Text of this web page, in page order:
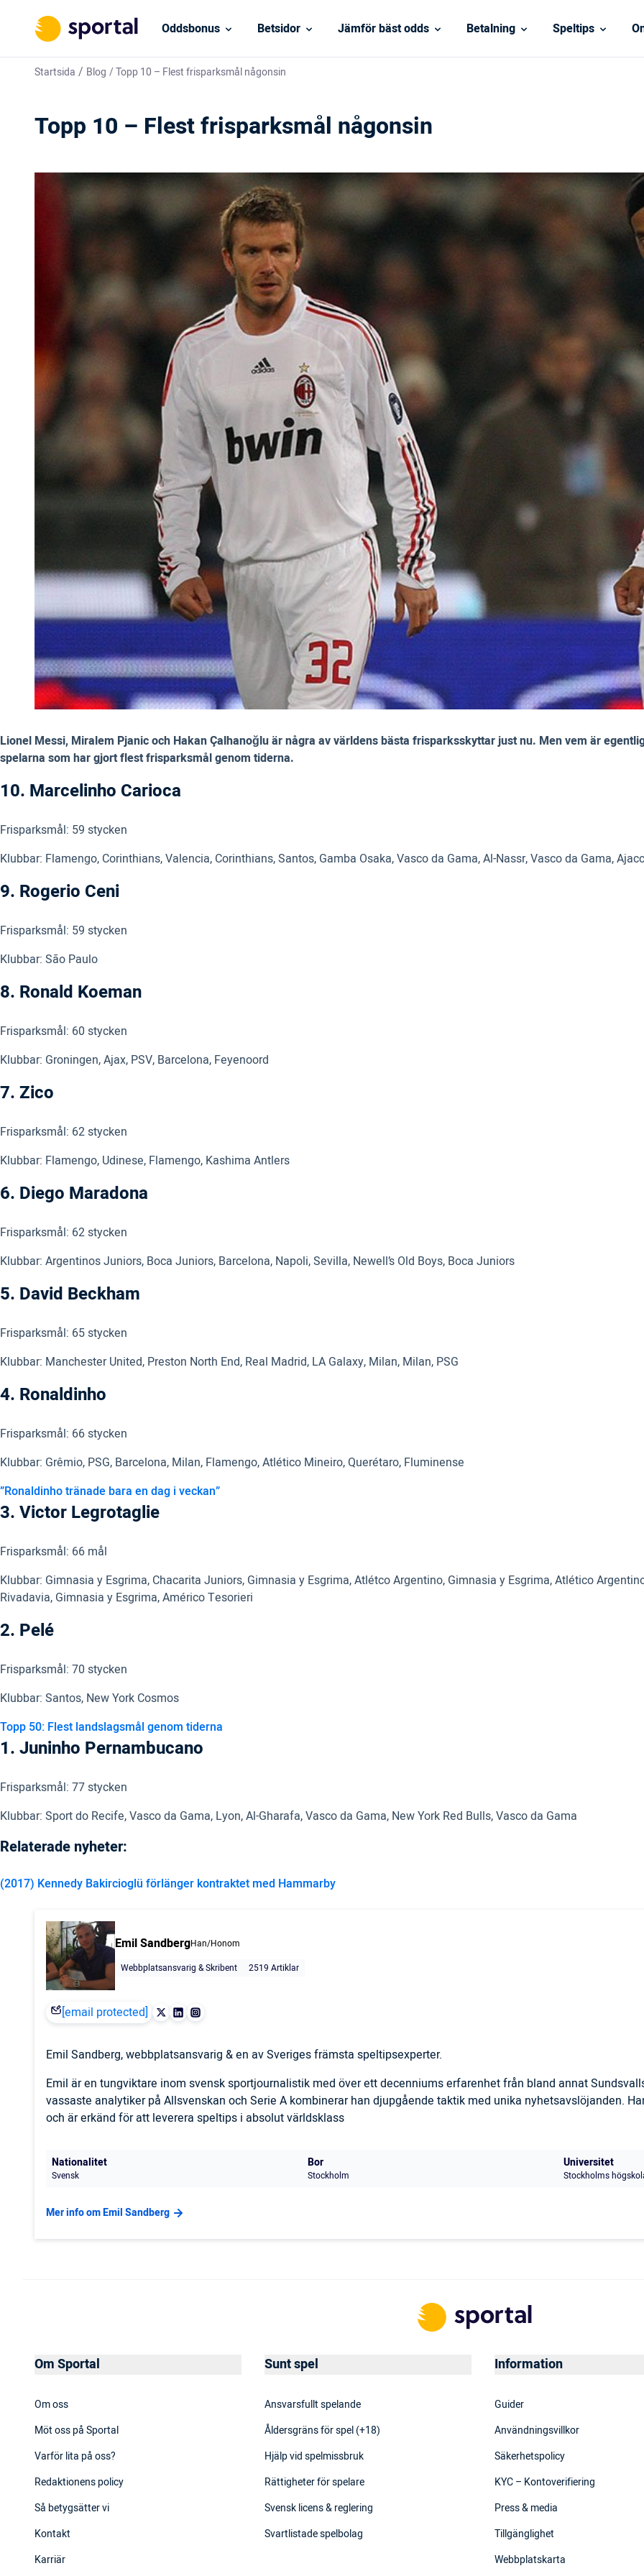
Oddsbonus Betsidor Jämför bäst odds Betalning Speltips
Startsida / Blog /Topp 10 – Flest frisparksmål någonsin
Topp 10 – Flest frisparksmål någonsin
Lionel Messi, Miralem Pjanic och Hakan Çalhanoğlu är några av världens bästa frisparksskyttar just nu. Men vem är
spelarna som har gjort flest frisparksmål genom tiderna.
10. Marcelinho Carioca
Frisparksmål: 59 stycken
Klubbar: Flamengo, Corinthians, Valencia, Corinthians, Santos, Gamba Osaka, Vasco da Gama, Al-Nassr, Vasco da Gama,
9. Rogerio Ceni
Frisparksmål: 59 stycken
Klubbar: São Paulo
8. Ronald Koeman
Frisparksmål: 60 stycken
Klubbar: Groningen, Ajax, PSV, Barcelona, Feyenoord
7. Zico
Frisparksmål: 62 stycken
Klubbar: Flamengo, Udinese, Flamengo, Kashima Antlers
6. Diego Maradona
Frisparksmål: 62 stycken
Klubbar: Argentinos Juniors, Boca Juniors, Barcelona, Napoli, Sevilla, Newell’s Old Boys, Boca Juniors
5. David Beckham
Frisparksmål: 65 stycken
Klubbar: Manchester United, Preston North End, Real Madrid, LA Galaxy, Milan, Milan, PSG
4. Ronaldinho
Frisparksmål: 66 stycken
Klubbar: Grêmio, PSG, Barcelona, Milan, Flamengo, Atlético Mineiro, Querétaro, Fluminense
”Ronaldinho tränade bara en dag i veckan”
3. Victor Legrotaglie
Frisparksmål: 66 mål
Klubbar: Gimnasia y Esgrima, Chacarita Juniors, Gimnasia y Esgrima, Atlétco Argentino, Gimnasia y Esgrima, Atlético
Rivadavia, Gimnasia y Esgrima, Américo Tesorieri
2. Pelé
Frisparksmål: 70 stycken
Klubbar: Santos, New York Cosmos
Topp 50: Flest landslagsmål genom tiderna
1. Juninho Pernambucano
Frisparksmål: 77 stycken
Klubbar: Sport do Recife, Vasco da Gama, Lyon, Al-Gharafa, Vasco da Gama, New York Red Bulls, Vasco da Gama
Relaterade nyheter:
(2017) Kennedy Bakircioglü förlänger kontraktet med Hammarby
Emil SandbergHan/Honom
Webbplatsansvarig & Skribent
2519 Artiklar
[email protected]
Emil Sandberg, webbplatsansvarig & en av Sveriges främsta speltipsexperter.
Emil är en tungviktare inom svensk sportjournalistik med över ett decenniums erfarenhet från bland annat
vassaste analytiker på Allsvenskan och Serie A kombinerar han djupgående taktik med unika nyhetsavslöjanden.
och är erkänd för att leverera speltips i absolut världsklass
Nationalitet
Svensk
Bor
Stockholm
Universitet
Stockholms
Mer info om Emil Sandberg
Om Sportal
Om oss
Möt oss på Sportal
Varför lita på oss?
Redaktionens policy
Så betygsätter vi
Kontakt
Karriär
Sunt spel
Ansvarsfullt spelande
Åldersgräns för spel (+18)
Hjälp vid spelmissbruk
Rättigheter för spelare
Svensk licens & reglering
Svartlistade spelbolag
Information
Guider
Användningsvillkor
Säkerhetspolicy
KYC – Kontoverifiering
Press & media
Tillgänglighet
Webbplatskarta